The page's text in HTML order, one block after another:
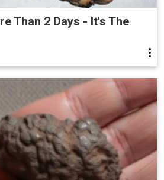
Than 2 Days - It's The